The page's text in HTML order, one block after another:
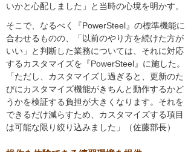
いかと心配しました」と当時の心境を明かす。
そこで、なるべく『PowerSteel』の標準機能に
合わせるものの、「以前のやり方を続けた方が
いい」と判断した業務については、それに対応
するカスタマイズを『PowerSteel』に施した。
「ただし、カスタマイズし過ぎると、更新のた
びにカスタマイズ機能がきちんと動作するかど
うかを検証する負担が大きくなります。それを
できるだけ減らすため、カスタマイズする項目
は可能な限り絞り込みました」（佐藤部長）